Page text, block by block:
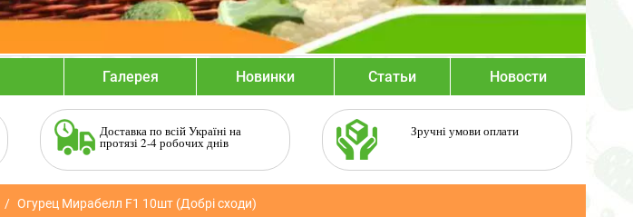
Галерея Новинки Статьи Новости
Доставка по всій Україні на
протязі 2-4 робочих днів
Зручні умови оплати
Огурец Мирабелл F1 10шт (Добрі сходи)